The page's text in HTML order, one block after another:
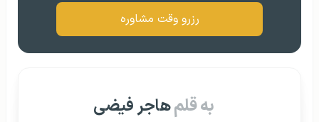
رزرو وقت مشاوره
به قلمهاجر فیضی